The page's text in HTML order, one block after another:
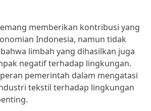
memberikan kontribusi yang
Indonesia, namun tidak
limbah yang dihasilkan juga
negatif terhadap lingkungan.
pemerintah dalam mengatasi
tekstil terhadap lingkungan